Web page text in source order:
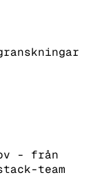
- från
team